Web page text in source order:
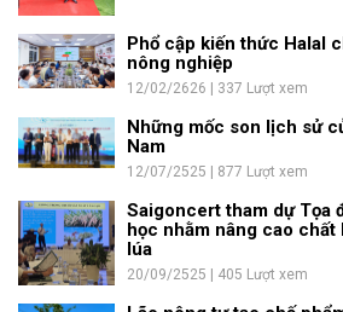
Phổ cập kiến thức Halal
nông nghiệp
12/02/2626 | 337 Lượt xem
Những mốc son lịch sử
Nam
12/07/2525 | 877 Lượt xem
Saigoncert tham dự Tọa
học nhằm nâng cao chất
lúa
20/09/2525 | 405 Lượt xem